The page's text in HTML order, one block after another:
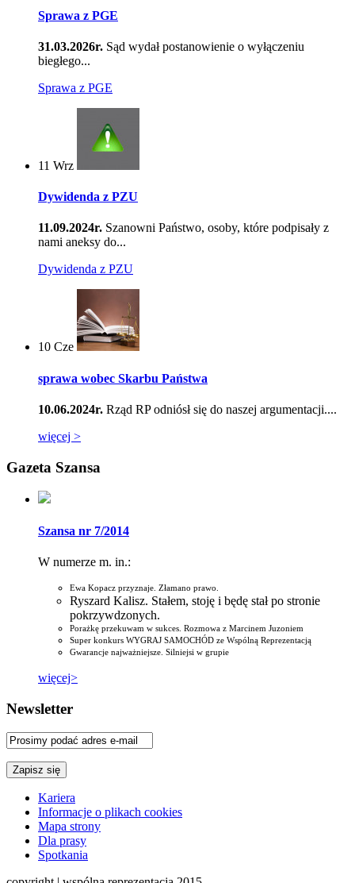
Sprawa z PGE
31.03.2026r. Sąd wydał postanowienie o wyłączeniu
biegłego...
Sprawa z PGE
11 Wrz
Dywidenda z PZU
11.09.2024r. Szanowni Państwo, osoby, które podpisały z
nami aneksy do...
Dywidenda z PZU
10 Cze
sprawa wobec Skarbu Państwa
10.06.2024r. Rząd RP odniósł się do naszej argumentacji....
więcej >
Gazeta Szansa
Szansa nr 7/2014
W numerze m. in.:
Ewa Kopacz przyznaje. Złamano prawo.
Ryszard Kalisz. Stałem, stoję i będę stał po stronie
pokrzywdzonych.
Porażkę przekuwam w sukces. Rozmowa z Marcinem Juzoniem
Super konkurs WYGRAJ SAMOCHÓD ze Wspólną Reprezentacją
Gwarancje najważniejsze. Silniejsi w grupie
więcej>
Newsletter
Kariera
Informacje o plikach cookies
Mapa strony
Dla prasy
Spotkania